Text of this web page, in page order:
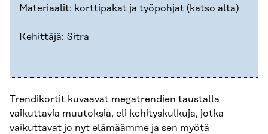
Materiaalit: korttipakat ja työpohjat (katso alta)
Kehittäjä: Sitra
Trendikortit kuvaavat megatrendien taustalla
vaikuttavia muutoksia, eli kehityskulkuja, jotka
vaikuttavat jo nyt elämäämme ja sen myötä